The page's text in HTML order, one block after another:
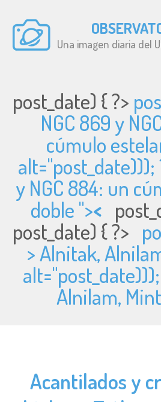
Una imagen diaria del
post_date) { ?>
NGC 869 y
cúmulo
alt="post_date)));
y NGC 884: un
doble "><
post_date) { ?>
> Alnitak,
alt="
Alnilam,
Acantilados y